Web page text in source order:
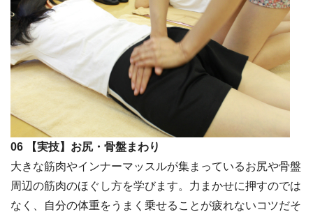
06 【実技】お尻・骨盤まわり
大きな筋肉やインナーマッスルが集まっているお尻や骨盤
周辺の筋肉のほぐし方を学びます。力まかせに押すのでは
なく、自分の体重をうまく乗せることが疲れないコツだそ